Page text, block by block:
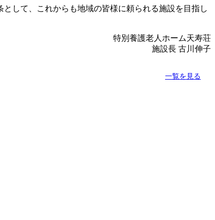
して、これからも地域の皆様に頼られる施設を目指し
特別養護老人ホーム天寿荘
施設長 古川伸子
一覧を見る